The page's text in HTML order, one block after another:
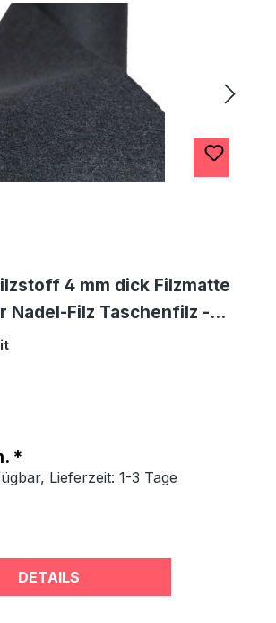
4 mm dick Filzmatte
Nadel-Filz Taschenfilz -
*
Lieferzeit: 1-3 Tage
DETAILS